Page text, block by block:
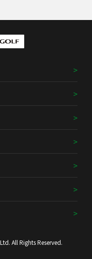
All Rights Reserved.